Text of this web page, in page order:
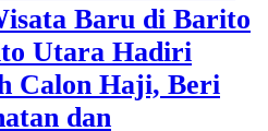
Baru di Barito
Utara Hadiri
Calon Haji, Beri
dan